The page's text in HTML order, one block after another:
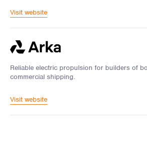
Visit website
Reliable electric propulsion for builders of
commercial shipping.
Visit website